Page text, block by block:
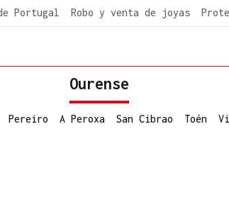
Portugal Robo y venta de joyas
Ourense
Pereiro A Peroxa San Cibrao Toén